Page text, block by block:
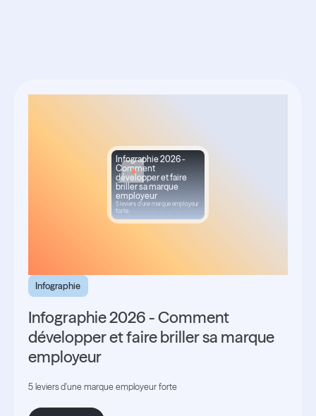
Infographie 2026 -
Comment
développer et faire
briller sa marque
employeur
5 leviers d'une marque employeur
forte
Infographie
Infographie 2026 - Comment
développer et faire briller sa marque
employeur
5 leviers d'une marque employeur forte